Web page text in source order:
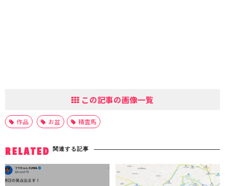
この記事の画像一覧
作品 お盆 精霊馬
RELATED 関連する記事